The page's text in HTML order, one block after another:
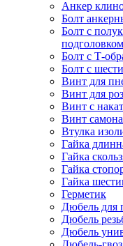
Анкер
Болт
Болт с
подголовком
Болт с Т-
Болт с
Винт для
Винт для
Винт с
Винт
Втулка
Гайка
Гайка
Гайка
Гайка
Герметик
Дюбель для
Дюбель
Дюбель